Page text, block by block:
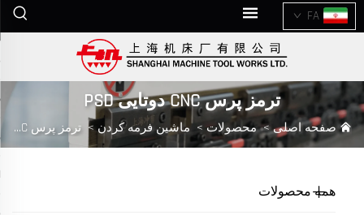
FA
ترمز پرس CNC دوتایی PSD
صفحه اصلی>محصولات >ماشین فرمه کردن> ترمز پرس CNC دوتایی PSD
همه محصولات